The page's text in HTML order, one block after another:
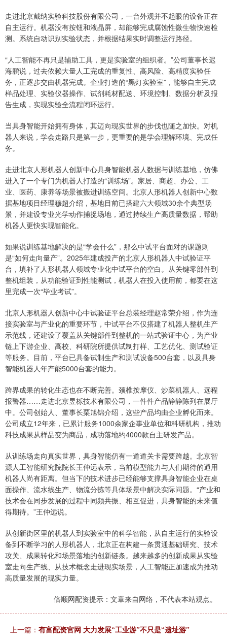
走进北京戴纳实验科技股份有限公司，一台外观并不起眼的设备正在
自主运行。机器没有按钮和液晶屏，却能够完成腐蚀性微生物快速检
测。系统自动识别实验状态，并根据结果实时调整运行路径。
“人工智能不再只是辅助工具，更是实验室的组织者。”公司董事长迟
海鹏说，过去依赖大量人工完成的重复性、高风险、高精度实验任
务，正逐步交由机器完成。企业打造的“黑灯实验室”，能够自主完成
样品处理、实验仪器操作、试剂耗材配送、环境控制、数据分析及报
告生成，实现实验全流程闭环运行。
当具身智能开始拥有身体，其迈向现实世界的步伐也随之加快。对机
器人来说，学会走路只是第一步，更重要的是学会理解环境、完成任
务。
走进北京人形机器人创新中心具身智能机器人数据与训练基地，仿佛
进入了一个专门为机器人打造的“训练场”。家居、商超、办公、工
业、医药、康养等场景被搬进训练空间。北京人形机器人创新中心数
据基地项目经理穆超介绍，基地目前已搭建六大领域30余个典型场
景，并建设专业光学动作捕捉场地，通过持续生产高质量数据，帮助
机器人更快实现智能化。
如果说训练基地解决的是“学会什么”，那么中试平台面对的课题则
是“如何走向量产”。2025年建成投产的北京人形机器人中试验证平
台，填补了人形机器人领域专业化中试平台的空白。从关键零部件到
整机组装，从功能验证到性能测试，机器人在投入使用前，都要在这
里完成一次“毕业考试”。
北京人形机器人创新中心中试验证平台总装经理赵常荣介绍，作为连
接实验室与产业化的重要环节，中试平台不仅搭建了机器人整机生产
示范线，还建设了覆盖从关键部件到整机的一站式验证中心，为产业
链上下游企业、高校、科研院所提供试制打样、工艺优化、测试验证
等服务。目前，平台已具备试制生产和测试设备500台套，以及具身
智能机器人年产能5000台套的能力。
跨界成果的转化生态也在不断完善。颈椎按摩仪、炒菜机器人、远程
报警器……走进北京昱栎技术有限公司，一件件产品静静陈列在展厅
中。公司创始人、董事长栗旭锦介绍，这些产品均由企业孵化而来。
公司成立12年来，已累计服务1000余家企事业单位和科研机构，推动
科技成果从样品变为商品，成功落地约4000款自主研发产品。
从训练场走向真实世界，具身智能仍有一道道关卡需要跨越。北京智
源人工智能研究院院长王仲远表示，当前模型能力与人们期待的通用
机器人尚有距离。但当下的技术进步已经能够支撑具身智能企业在桌
面操作、流水线生产、物流分拣等具体场景中解决实际问题。“产业和
技术会在同步发展的过程中同频共振、相互促进，具身智能的未来值
得期待。”王仲远说。
从创新街区里的机器人到实验室中的科学智能，从自主运行的实验设
备到不断学习的人形机器人，北京正在构建一条贯通基础研究、技术
攻关、成果转化和场景落地的创新链条。越来越多的创新成果从实验
室走向生产线、从技术概念走进现实场景，人工智能正加速成为推动
高质量发展的现实力量。
倍顺网配资提示：文章来自网络，不代表本站观点。
上一篇： 有富配资官网 大力发展“工业游”不只是“遗址游”